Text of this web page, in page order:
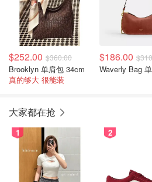
$252.00 $360.00
Brooklyn 单肩包 34cm
真的够大 很能装
$186.00
Waverly Bag
大家都在抢
1 2